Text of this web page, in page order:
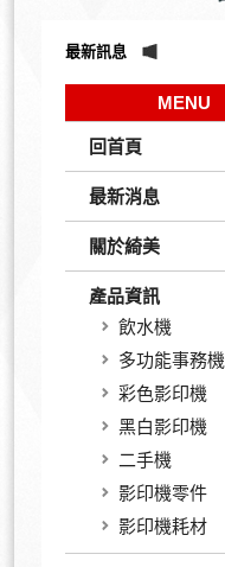
最新訊息
MENU
回首頁
最新消息
關於綺美
產品資訊
飲水機
多功能事務機
彩色影印機
黑白影印機
二手機
影印機零件
影印機耗材